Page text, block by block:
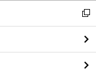
閉
る
新
し
い
ウ
ィ